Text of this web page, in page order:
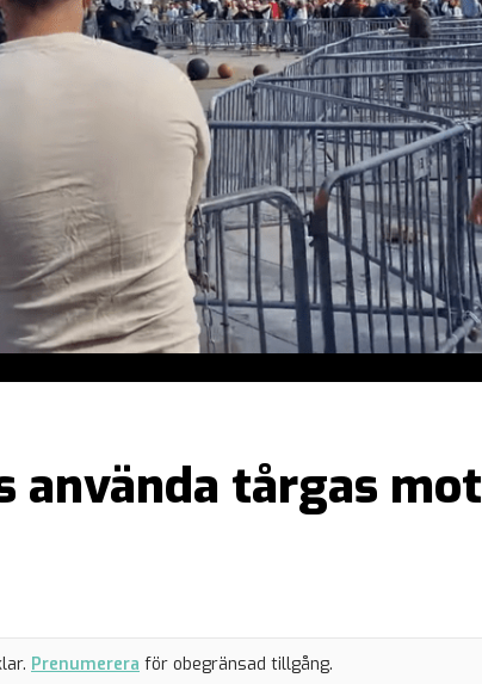
använda tårgas mot
Prenumerera för obegränsad tillgång.